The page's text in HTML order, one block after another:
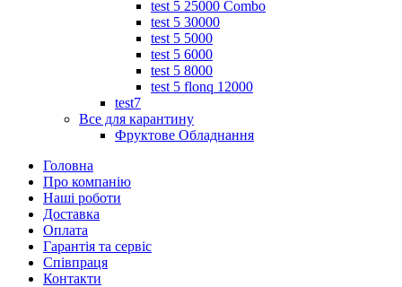
test 5 25000 Combo
test 5 30000
test 5 5000
test 5 6000
test 5 8000
test 5 flonq 12000
test7
Все для карантину
Фруктове Обладнання
Головна
Про компанію
Наші роботи
Доставка
Оплата
Гарантія та сервіс
Співпраця
Контакти